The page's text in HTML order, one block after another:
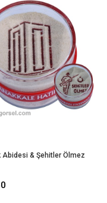
Abidesi & Şehitler Ölmez